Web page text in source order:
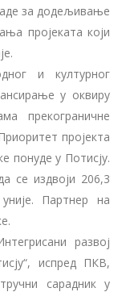
за додељивање
пројеката који
и културног
у оквиру
прекограничне
пројекта
понуде у Потисју.
се издвоји 206,3
Партнер на
развој
испред ПКВ,
сарадник у